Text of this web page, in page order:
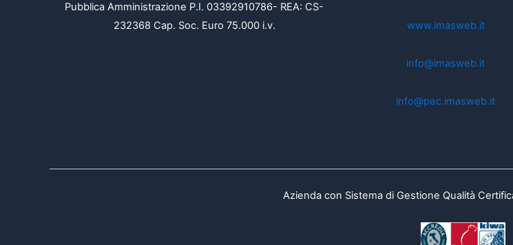
Pubblica Amministrazione P.I. 03392910786- REA: CS-
232368 Cap. Soc. Euro 75.000 i.v.
www.imasweb.it
info@imasweb.it
info@pec.imasweb.it
Azienda con Sistema di Gestione Qualità